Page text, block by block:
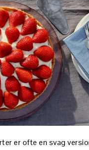
er ofte en svag